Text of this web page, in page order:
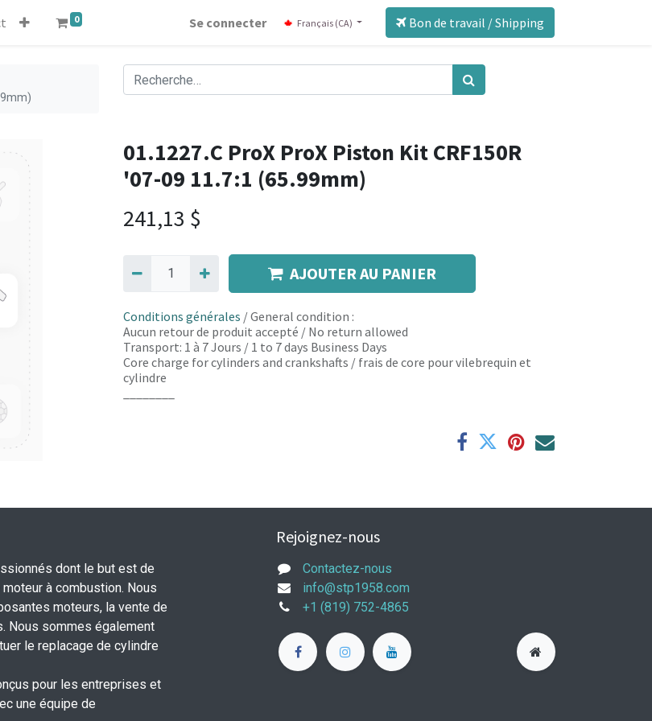
0 Se connecter Français (CA) Bon de travail / Shipping
01.1227.C ProX ProX Piston Kit CRF150R
'07-09 11.7:1 (65.99mm)
241,13 $
AJOUTER AU PANIER
Conditions générales / General condition :
Aucun retour de produit accepté / No return allowed
Transport: 1 à 7 Jours / 1 to 7 days Business Days
Core charge for cylinders and crankshafts / frais de core pour vilebrequin et
cylindre
dont le but est de
à combustion. Nous
moteurs, la vente de
Nous sommes également
le replacage de cylindre
pour les entreprises et
une équipe de
Rejoignez-nous
Contactez-nous
info@stp1958.com
+1 (819) 752-4865